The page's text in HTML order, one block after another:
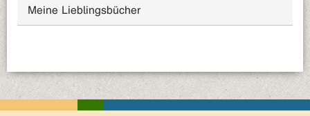
Meine Lieblingsbücher